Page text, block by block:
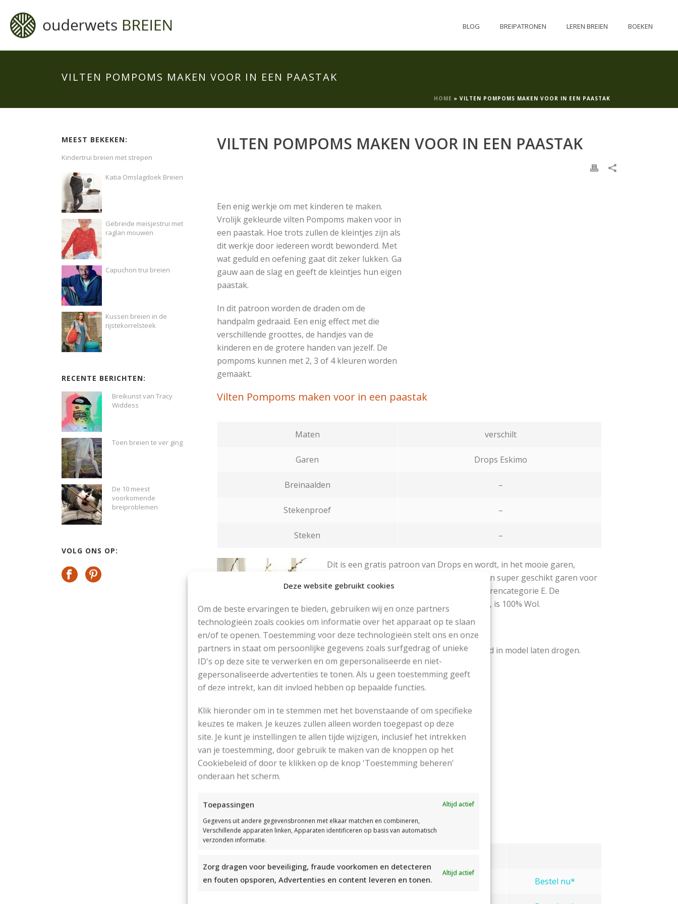
Deze website gebruikt cookies
Om de beste ervaringen te bieden, gebruiken wij en onze partners
technologieën zoals cookies om informatie over het apparaat op te slaan
en/of te openen. Toestemming voor deze technologieën stelt ons en onze
partners in staat om persoonlijke gegevens zoals surfgedrag of unieke
ID's op deze site te verwerken en om gepersonaliseerde en niet-
gepersonaliseerde advertenties te tonen. Als u geen toestemming geeft
of deze intrekt, kan dit invloed hebben op bepaalde functies.
Klik hieronder om in te stemmen met het bovenstaande of om specifieke
keuzes te maken. Je keuzes zullen alleen worden toegepast op deze
site. Je kunt je instellingen te allen tijde wijzigen, inclusief het intrekken
van je toestemming, door gebruik te maken van de knoppen op het
Cookiebeleid of door te klikken op de knop 'Toestemming beheren'
onderaan het scherm.
Toepassingen
Altijd actief
Gegevens uit andere gegevensbronnen met elkaar matchen en combineren,
Verschillende apparaten linken, Apparaten identificeren op basis van automatisch
verzonden informatie.
Zorg dragen voor beveiliging, fraude voorkomen en detecteren
en fouten opsporen, Advertenties en content leveren en tonen.
Altijd actief
BLOG BREIPATRONEN LEREN BREIEN BOEKEN
VILTEN POMPOMS MAKEN VOOR IN EEN PAASTAK
HOME » VILTEN POMPOMS MAKEN VOOR IN EEN PAASTAK
VILTEN POMPOMS MAKEN VOOR IN EEN PAASTAK
Een enig werkje om met kinderen te maken.
Vrolijk gekleurde vilten Pompoms maken voor in
een paastak. Hoe trots zullen de kleintjes zijn als
dit werkje door iedereen wordt bewonderd. Met
wat geduld en oefening gaat dit zeker lukken. Ga
gauw aan de slag en geeft de kleintjes hun eigen
paastak.
In dit patroon worden de draden om de
handpalm gedraaid. Een enig effect met die
verschillende groottes, de handjes van de
kinderen en de grotere handen van jezelf. De
pompoms kunnen met 2, 3 of 4 kleuren worden
gemaakt.
Vilten Pompoms maken voor in een paastak
Maten verschilt
Garen Drops Eskimo
Breinaalden –
Stekenproef –
Steken –
Dit is een gratis patroon van Drops en wordt, in het mooie garen,
Eskimo van Drops Garnstudio, gemaakt. Een super geschikt garen voor
viltwerk.Het garen Drops Eskimo valt in garencategorie E. De
samenstelling van het garen Drops Eskimo, is 100% Wol.
Wasvoorschrift:
Handwas op maximaal 30 graden en liggend in model laten drogen.
Benodigd materiaal:Drops Eskimo
GeelKleurnummer 24
LimoengroenKleurnummer 35
PastelrozeKleurnummer 30
Katoenen draad voor het ophangen,
Afwerking:
Lees de patroonbeschrijving en de beschrijving voor het vilten.
Drops Eskimo Uni Colour (50 gr) Bestel nu*
MEEST BEKEKEN:
Kindertrui breien met strepen
Katia Omslagdoek Breien
Gebreide meisjestrui met
raglan mouwen
Capuchon trui breien
Kussen breien in de
rijstekorrelsteek
RECENTE BERICHTEN:
Breikunst van Tracy
Widdess
Toen breien te ver ging
De 10 meest
voorkomende
breiproblemen
VOLG ONS OP: